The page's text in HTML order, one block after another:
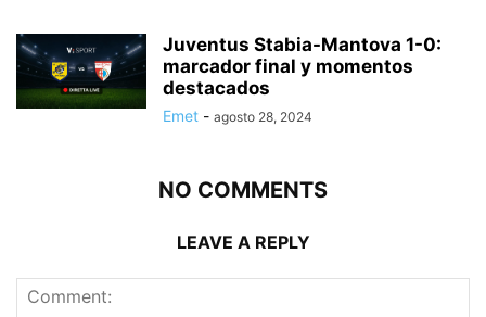
Juventus Stabia-Mantova 1-0:
marcador final y momentos
destacados
Emet - agosto 28, 2024
NO COMMENTS
LEAVE A REPLY